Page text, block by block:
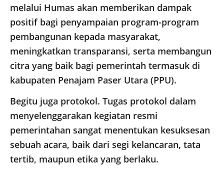
melalui Humas akan memberikan dampak
positif bagi penyampaian program-program
pembangunan kepada masyarakat,
meningkatkan transparansi, serta membangun
citra yang baik bagi pemerintah termasuk di
kabupaten Penajam Paser Utara (PPU).
Begitu juga protokol. Tugas protokol dalam
menyelenggarakan kegiatan resmi
pemerintahan sangat menentukan kesuksesan
sebuah acara, baik dari segi kelancaran, tata
tertib, maupun etika yang berlaku.